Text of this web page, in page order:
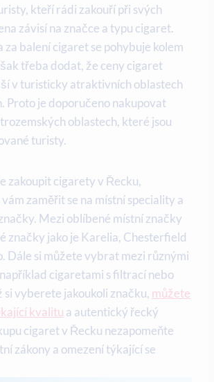
kteří rádi zakouří při svých
závisí na značce a typu cigaret.
za balení cigaret se pohybuje kolem
třeba dodat, že ceny cigaret
v turisticky atraktivních oblastech
Proto je doporučeno nakupovat
oblastech, které jsou
turisty.
zakoupit cigarety v Řecku,
zaměřit se na místní speciality a
Mezi oblíbené místní značky
značky jako je Karelia, Chesterfield
Dále si můžete vybrat mezi různými
cigaretami s filtrací nebo
vyberete jakoukoli značku, můžete
kvalitu a autentický řecký
cigaret v Řecku nezapomeňte
zákony a omezení týkající se